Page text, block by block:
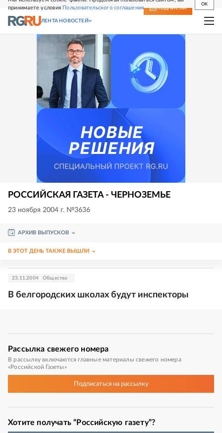
принимаете условия Пользовательского соглашения
OK
СВЕЖИЙ НОМЕР ПОДПИСКА
ЛЕНТА НОВОСТЕЙ
РОССИЙСКАЯ ГАЗЕТА - ЧЕРНОЗЕМЬЕ
23 ноября 2004 г. №3636
АРХИВ ВЫПУСКОВ
В ЭТОТ ДЕНЬ ТАКЖЕ ВЫШЛИ
23.11.2004 Общество
В белгородских школах будут инспекторы
Рассылка свежего номера
В рассылку включаются главные материалы свежего номера
«Российской Газеты»
Подписатьсяна рассылку
Хотите получать “Российскую газету”?